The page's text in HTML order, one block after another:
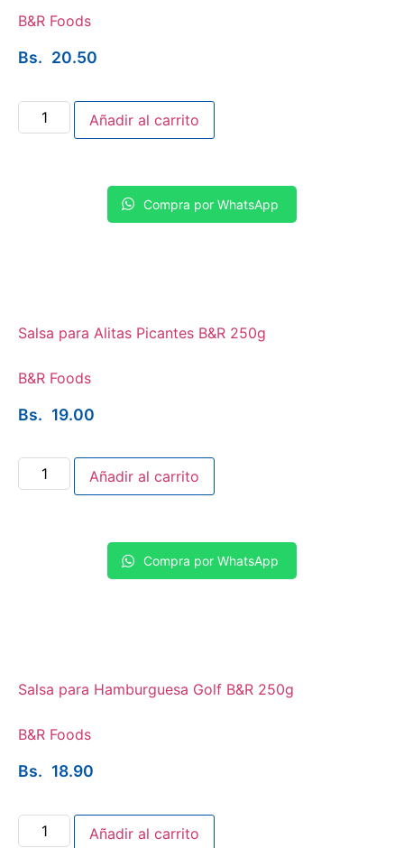
B&R Foods
Bs. 20.50
Añadir al carrito
Compra por WhatsApp
Salsa para Alitas Picantes B&R 250g
B&R Foods
Bs. 19.00
Añadir al carrito
Compra por WhatsApp
Salsa para Hamburguesa Golf B&R 250g
B&R Foods
Bs. 18.90
Añadir al carrito